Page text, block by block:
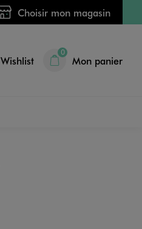
Choisir mon magasin
Wishlist
0
Mon panier